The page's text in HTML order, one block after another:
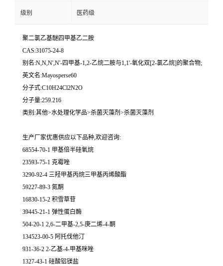
级别 医药级
聚二氯乙基醚四甲基乙二胺
CAS:31075-24-8
别名:N,N,N',N'-四甲基-1,2-乙烷二胺与1,1'-氧化双[2-氯乙烷]的聚合物;
英文名:Mayosperse60
分子式:C10H24Cl2N2O
分子量:259.216
类别:其他>水处理化学品>杀菌灭藻剂>杀菌灭藻剂
生产厂家优惠供应以下品种,欢迎咨询:
68554-70-1 甲基倍半硅氧烷
23593-75-1 克霉唑
3290-92-4 三羟甲基丙烷三甲基丙烯酸酯
59227-89-3 氮酮
16830-15-2 积雪草苷
39445-21-1 弹性蛋白酶
504-20-1 2,6-二甲基-2,5-庚二烯-4-酮
134523-00-5 阿托伐他汀
931-36-2 2-乙基-4-甲基咪唑
1327-43-1 硅酸铝镁盐